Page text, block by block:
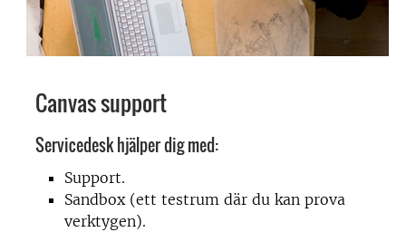
Canvas support
Servicedesk hjälper dig med:
Support.
Sandbox (ett testrum där du kan prova
verktygen).